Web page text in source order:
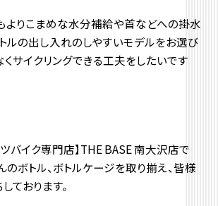
よりこまめな水分補給や首などへの掛水
ルの出し入れのしやすいモデルをお選び
くサイクリングできる工夫をしたいです
バイク専門店】THE BASE 南大沢店で
のボトル、ボトルケージを取り揃え、皆様
ております。